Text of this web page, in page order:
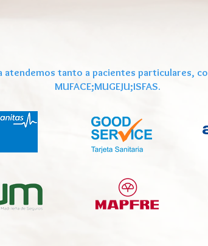
atendemos tanto a pacientes particulares,
MUFACE;MUGEJU;ISFAS.